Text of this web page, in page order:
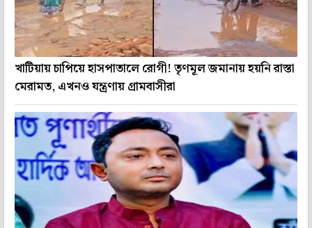
খাটিয়ায় চাপিয়ে হাসপাতালে রোগী! তৃণমূল জমানায় হয়নি রাস্তা
মেরামত, এখনও যন্ত্রণায় গ্রামবাসীরা